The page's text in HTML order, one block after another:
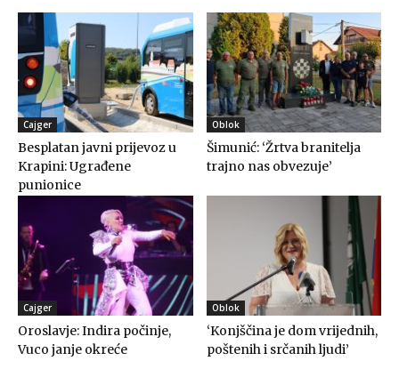
Cajger
Besplatan javni prijevoz u
Krapini: Ugrađene
punionice
Oblok
Šimunić: ‘Žrtva branitelja
trajno nas obvezuje’
Cajger
Oroslavje: Indira počinje,
Vuco janje okreće
Oblok
‘Konjščina je dom vrijednih,
poštenih i srčanih ljudi’